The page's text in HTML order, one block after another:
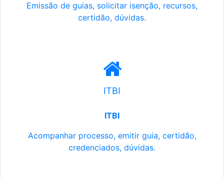
Emissão de guias, solicitar isenção, recursos,
certidão, dúvidas.
ITBI
ITBI
Acompanhar processo, emitir guia, certidão,
credenciados, dúvidas.